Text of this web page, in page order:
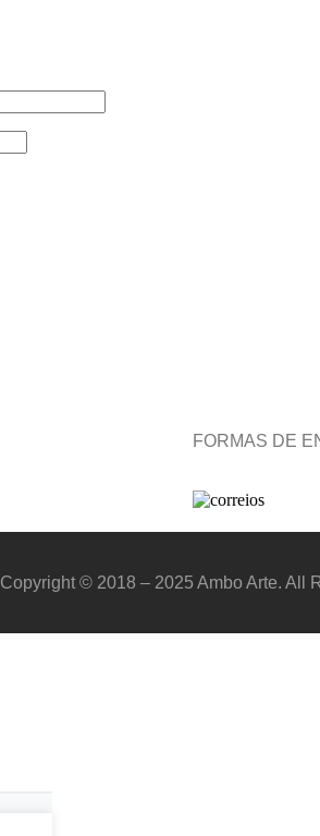
FORMAS DE
Copyright © 2018 – 2025 Ambo Arte. All